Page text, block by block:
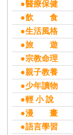
●醫療保健
●飲 食
●生活風格
●旅 遊
●宗教命理
●親子教養
●少年讀物
●輕 小 說
●漫 畫
●語言學習